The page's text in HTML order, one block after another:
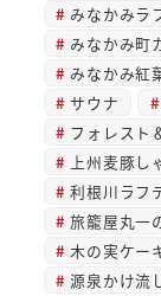
みなかみラ
みなかみ町
みなかみ紅
サウナ
フォレスト
上州麦豚し
利根川ラフ
旅籠屋丸一
木の実ケー
源泉かけ流